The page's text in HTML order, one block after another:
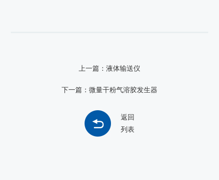
上一篇：液体输送仪
下一篇：微量干粉气溶胶发生器
返回
列表